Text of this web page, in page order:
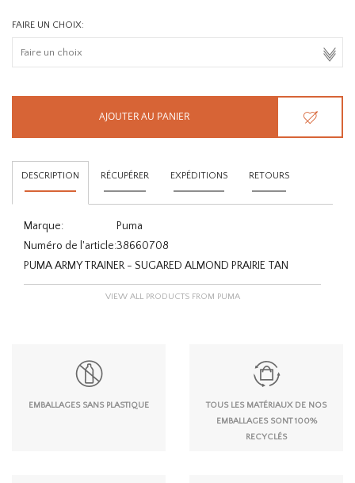
FAIRE UN CHOIX:
AJOUTER AU PANIER
DESCRIPTION RÉCUPÉRER EXPÉDITIONS RETOURS
Marque:
Puma
Numéro de l'article:38660708
PUMA ARMY TRAINER - SUGARED ALMOND PRAIRIE TAN
VIEW ALL PRODUCTS FROM PUMA
EMBALLAGES SANS PLASTIQUE
TOUS LES MATÉRIAUX DE NOS
EMBALLAGES SONT 100%
RECYCLÉS